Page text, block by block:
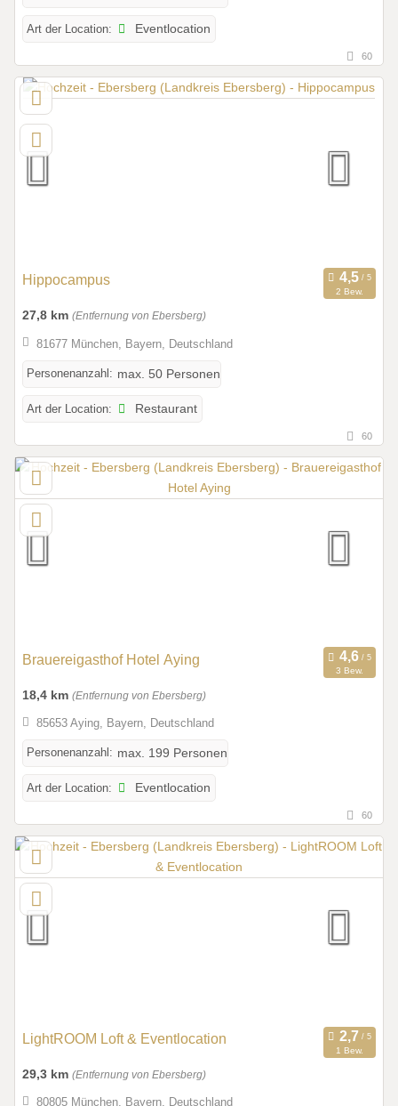
Art der Location: Eventlocation
60
Hippocampus
2 Bew.
27,8 km (Entfernung von Ebersberg)
81677 München, Bayern, Deutschland
Personenanzahl: max. 50 Personen
Art der Location: Restaurant
60
Brauereigasthof Hotel Aying
3 Bew.
18,4 km (Entfernung von Ebersberg)
85653 Aying, Bayern, Deutschland
Personenanzahl: max. 199 Personen
Art der Location: Eventlocation
60
LightROOM Loft & Eventlocation
1 Bew.
29,3 km (Entfernung von Ebersberg)
80805 München, Bayern, Deutschland